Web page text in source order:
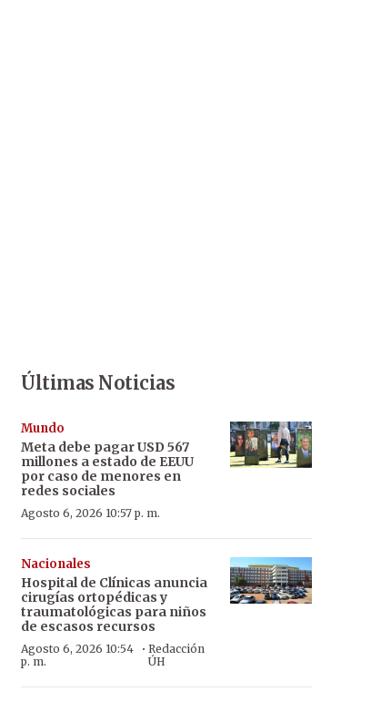
Últimas Noticias
Mundo
Meta debe pagar USD 567
millones a estado de EEUU
por caso de menores en
redes sociales
Agosto 6, 2026 10:57 p. m.
Nacionales
Hospital de Clínicas anuncia
cirugías ortopédicas y
traumatológicas para niños
de escasos recursos
Agosto 6, 2026 10:54
p. m.
· Redacción
ÚH